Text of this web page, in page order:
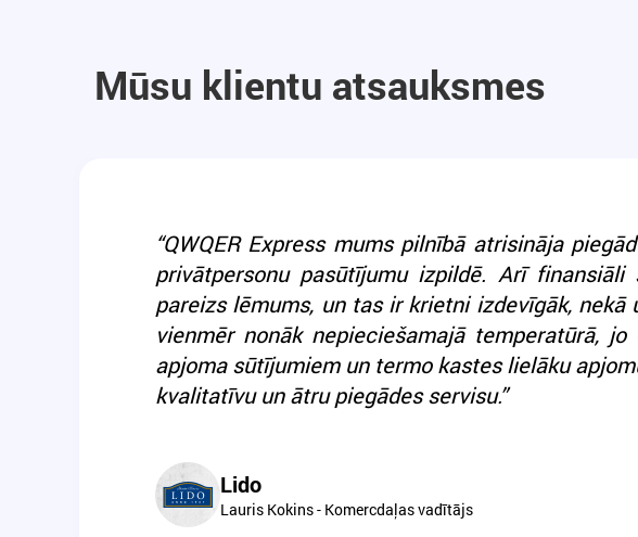
Mūsu klientu atsauksmes
“QWQER Express mums pilnībā atrisināja
privātpersonu pasūtījumu izpildē. Arī
pareizs lēmums, un tas ir krietni izdevīgāk,
vienmēr nonāk nepieciešamajā temperatūrā,
apjoma sūtījumiem un termo kastes lielāku
kvalitatīvu un ātru piegādes servisu.”
Lido
Lauris Kokins - Komercdaļas vadītājs